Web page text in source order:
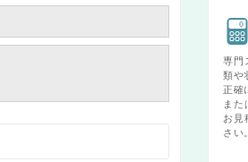
専門
類や
正確
また
お見
さい